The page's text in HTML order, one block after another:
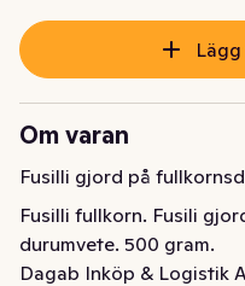
Om varan
Fusilli gjord på
Fusilli fullkorn. Fusili
durumvete. 500 gram.
Dagab Inköp & Logistik